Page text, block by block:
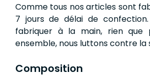
Comme tous nos articles sont
7 jours de délai de
fabriquer à la main, rien que
ensemble, nous luttons contre la
Composition